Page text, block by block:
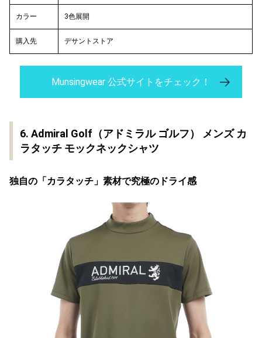
カラー 3色展開
購入先 デサントストア
Munsingwear 公式サイトをチェック！
6. Admiral Golf（アドミラル ゴルフ） メンズ カ
ラタッチ モックネックシャツ
独自の「カラタッチ」素材で究極のドライ感